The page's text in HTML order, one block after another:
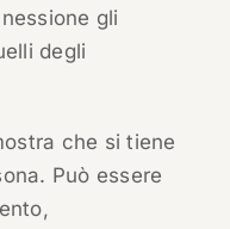
gli
degli
che si tiene
Può essere